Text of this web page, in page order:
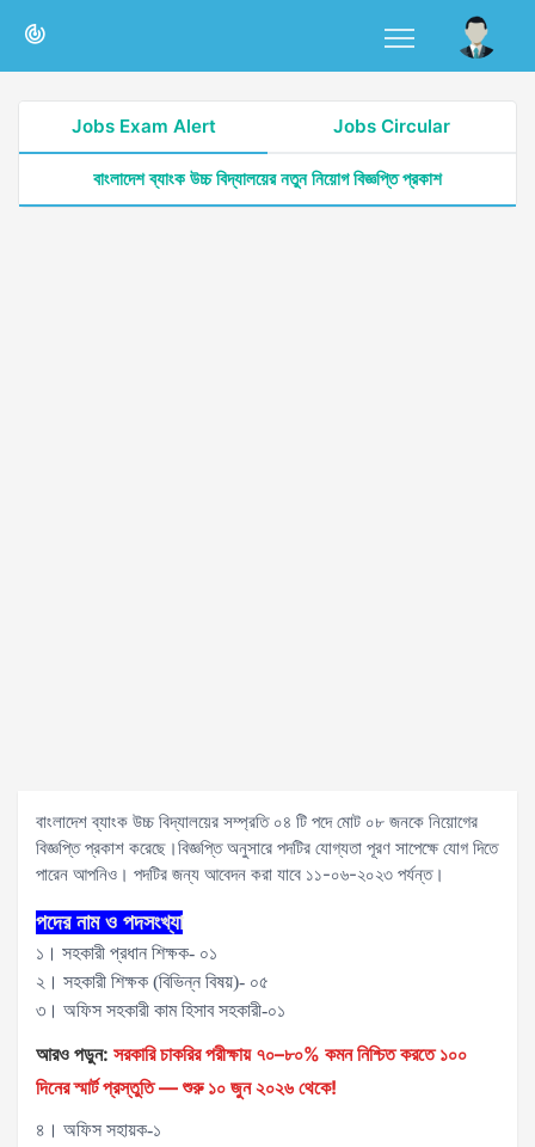
Jobs Exam Alert Jobs Circular
বাংলাদেশ ব্যাংক উচ্চ বিদ্যালয়ের নতুন নিয়োগ বিজ্ঞপ্তি প্রকাশ
বাংলাদেশ ব্যাংক উচ্চ বিদ্যালয়ের সম্প্রতি ০৪ টি পদে মোট ০৮ জনকে নিয়োগের
বিজ্ঞপ্তি প্রকাশ করেছে।বিজ্ঞপ্তি অনুসারে পদটির যোগ্যতা পূরণ সাপেক্ষে যোগ দিতে
পারেন আপনিও। পদটির জন্য আবেদন করা যাবে ১১-০৬-২০২৩ পর্যন্ত।
পদের নাম ও পদসংখ্যা
১। সহকারী প্রধান শিক্ষক- ০১
২। সহকারী শিক্ষক (বিভিন্ন বিষয়)- ০৫
৩। অফিস সহকারী কাম হিসাব সহকারী-০১
আরও পড়ুন: সরকারি চাকরির পরীক্ষায় ৭০–৮০% কমন নিশ্চিত করতে ১০০
দিনের স্মার্ট প্রস্তুতি — শুরু ১০ জুন ২০২৬ থেকে!
৪। অফিস সহায়ক-১